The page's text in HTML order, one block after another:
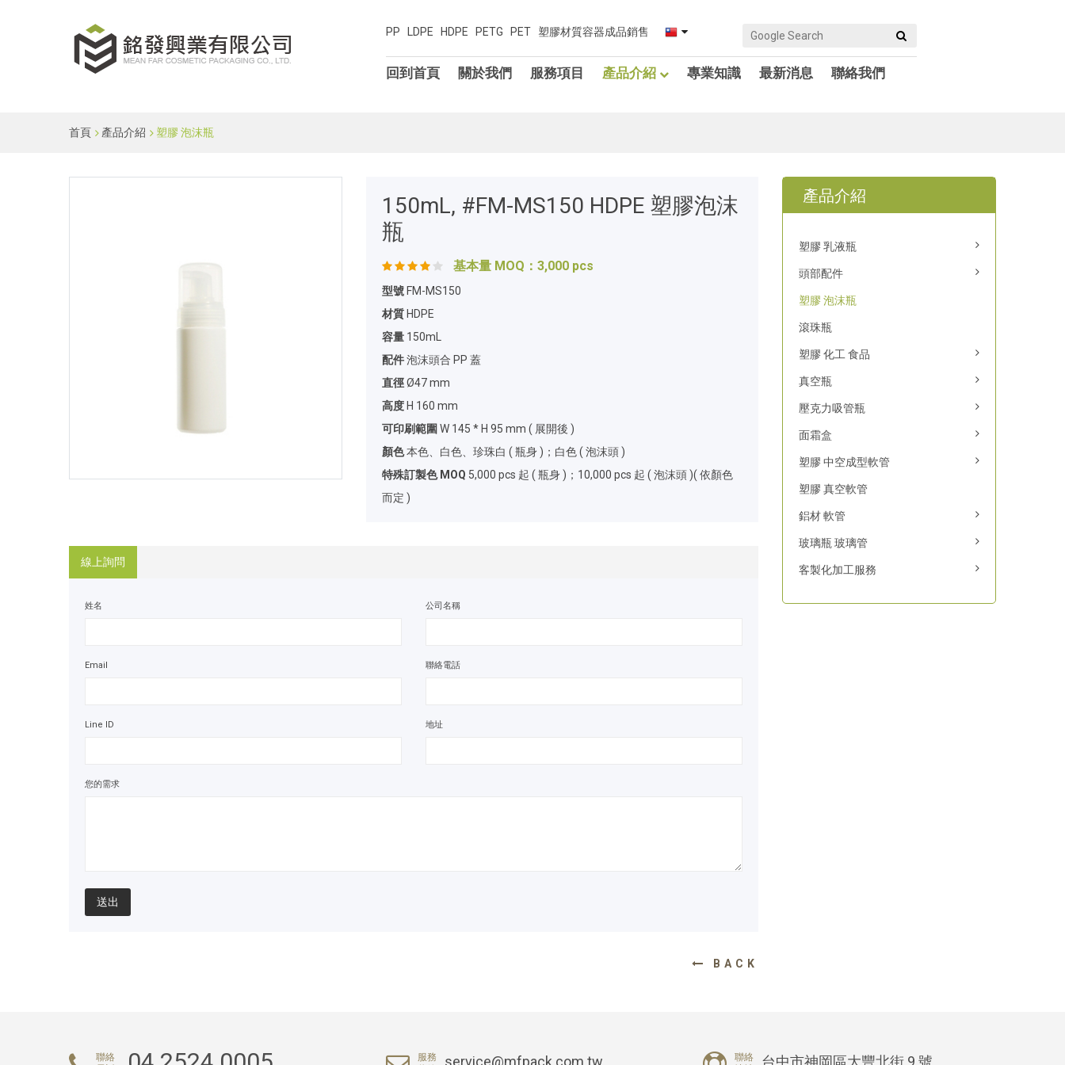
PP LDPE HDPE PETG PET 塑膠材質容器成品銷售
回到首頁 關於我們 服務項目 產品介紹 專業知識 最新消息 聯絡我們
首頁 產品介紹 塑膠 泡沫瓶
150mL, #FM-MS150 HDPE 塑膠泡沫
瓶
基本量 MOQ：3,000 pcs
型號 FM-MS150
材質 HDPE
容量 150mL
配件泡沫頭合 PP 蓋
直徑Ø47 mm
高度 H 160 mm
可印刷範圍 W 145 * H 95 mm ( 展開後 )
顏色本色、白色、珍珠白 ( 瓶身 )；白色 ( 泡沫頭 )
特殊訂製色 MOQ 5,000 pcs 起 ( 瓶身 )；10,000 pcs 起 ( 泡沫頭 )( 依顏色
而定 )
線上詢問
姓名 公司名稱
Email 聯絡電話
Line ID 地址
您的需求
送出
BACK
產品介紹
塑膠 乳液瓶
頭部配件
塑膠 泡沫瓶
滾珠瓶
塑膠 化工 食品
真空瓶
壓克力吸管瓶
面霜盒
塑膠 中空成型軟管
塑膠 真空軟管
鋁材 軟管
玻璃瓶 玻璃管
客製化加工服務
聯絡
服務
service@mfpack.com.tw
聯絡
台中市神岡區大豐北街 9 號